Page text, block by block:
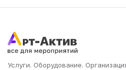
Услуги. Оборудование.